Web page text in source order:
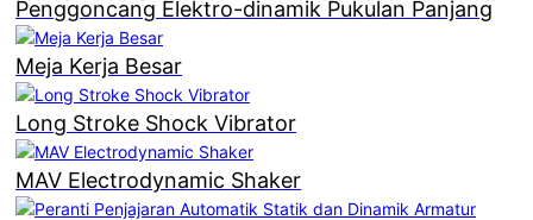
Penggoncang Elektro-dinamik Pukulan Panjang
Meja Kerja Besar
Long Stroke Shock Vibrator
MAV Electrodynamic Shaker